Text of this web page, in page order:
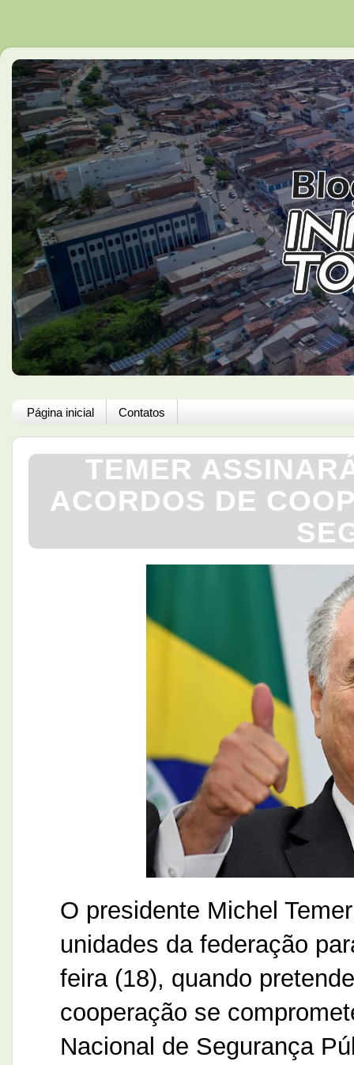
Página inicial Contatos
TEMER
ACORDOS DE
O presidente Michel
unidades da federação
feira (18), quando
cooperação se
Nacional de Segurança